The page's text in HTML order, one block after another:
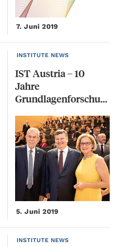
7. Juni 2019
INSTITUTE NEWS
IST Austria – 10
Jahre
Grundlagenforschung auf Weltklasseniveau
5. Juni 2019
INSTITUTE NEWS